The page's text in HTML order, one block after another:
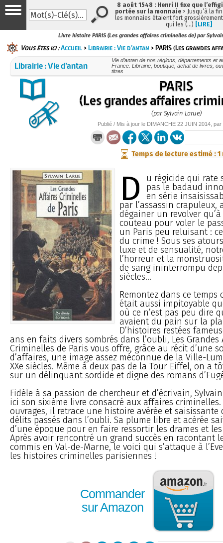
Livre histoire PARIS (Les grandes affaires criminelles de) par
Vous êtes ici :Accueil >Librairie : Vie d’antan > PARIS (Les grandes
Librairie : Vie d’antan
Vie d’antan de nos régions, départements et
France. Librairie, boutique, achat de livres,
titres
PARIS
(Les grandes affaires
(par Sylvain Larue)
Publié / Mis à jour le DIMANCHE 22 JUIN 2014 , par
Temps de lecture estimé : 1
D
u régicide qui rate
pas le badaud
en série
par l’assassin crapuleux,
dégainer un revolver
couteau pour voler le
un Paris peu reluisant :
du crime ! Sous ses
luxe et de sensualité,
l’horreur et la
de sang ininterrompu
siècles...
Remontez dans ce temps
était aussi impitoyable
où ce n’est pas peu dire
avaient du pain sur la
D’histoires restées
ans en faits divers sombrés dans l’oubli, Les Grandes
Criminelles de Paris vous offre, grâce au récit d’une
d’affaires, une image assez méconnue de la Ville-
XXe siècles. Même à deux pas de la Tour Eiffel, on a
sur un délinquant sordide et digne des romans
Fidèle à sa passion de chercheur et d’écrivain,
ici son sixième livre consacré aux affaires criminelles.
ouvrages, il retrace une histoire avérée et saisissante
délits passés dans l’oubli. Sa plume libre et acérée
d’une époque pour en faire ressortir les drames et
Après avoir rencontré un grand succès en racontant
commis en Val-de-Marne, le voici qui s’attaque à
les histoires criminelles parisiennes !
Commander
sur Amazon
8 août 1548 : Henri II fixe que
portée sur la monnaie > Jusqu’à la
les monnaies étaient fort
qui les (…) [LIRE]